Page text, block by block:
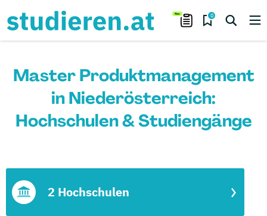
0
Master Produktmanagement
in Niederösterreich:
Hochschulen & Studiengänge
2 Hochschulen